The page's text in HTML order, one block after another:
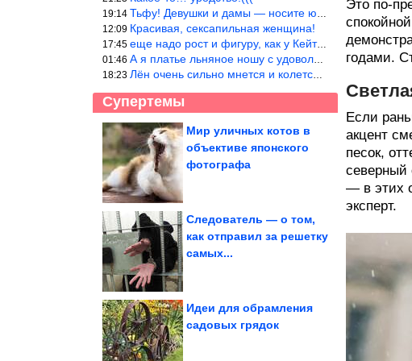
19:14 Тьфу! Девушки и дамы — носите юбки(пожалуйста), любые штаны на ж
12:09 Красивая, сексапильная женщина!
17:45 еще надо рост и фигуру, как у Кейт Мос в юности… тогда и стиль т
01:46 А я платье льняное ношу с удовольствием.Мнется как и все. Но это
18:23 Лён очень сильно мнется и колется. Был у меня костюм, юбка и жак
Супертемы
Что происходит с
Севастополе? «Три...
Мир уличных котов в
объективе японского
фотографа
Следователь — о том,
как отправил за решетку
самых...
Идеи для обрамления
садовых грядок
Это по-
годами.
Если
акцент
песок,
северный
— в этих
эксперт.